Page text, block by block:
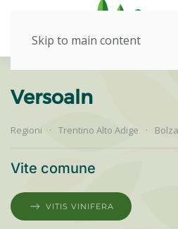
Skip to main content
Versoaln
Regioni Trentino Alto Adige
Vite comune
VITIS VINIFERA